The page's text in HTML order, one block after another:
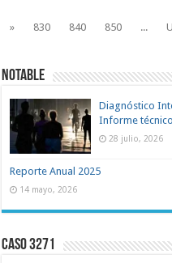
»
830 840 850 ...
NOTABLE
Diagnóstico
Informe
28 julio, 2026
Reporte Anual 2025
14 mayo, 2026
Caso 3271